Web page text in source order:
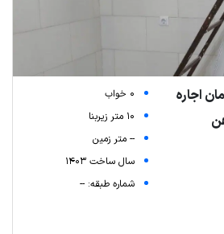
0 خواب
10 متر زیربنا
-- متر زمین
سال ساخت 1403
شماره طبقه: --